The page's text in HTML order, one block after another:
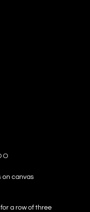
on canvas
a row of three